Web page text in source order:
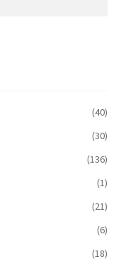
(40)
(30)
(136)
(1)
(21)
(6)
(18)